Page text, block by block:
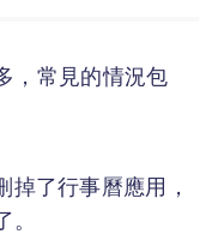
，常見的情況包
掉了行事曆應用，